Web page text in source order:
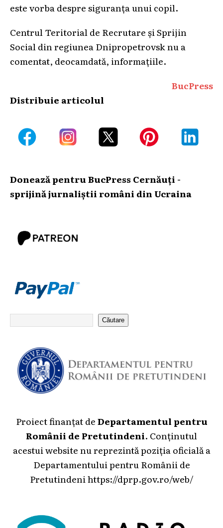
este vorba despre siguranța unui copil.
Centrul Teritorial de Recrutare și Sprijin
Social din regiunea Dnipropetrovsk nu a
comentat, deocamdată, informațiile.
BucPress
Distribuie articolul
Donează pentru BucPress Cernăuți -
sprijină jurnaliștii români din Ucraina
Căutare
Proiect finanțat deDepartamentul pentru
Românii de Pretutindeni. Conținutul
acestui website nu reprezintă poziția oficială a
Departamentului pentru Românii de
Pretutindeni https://dprp.gov.ro/web/